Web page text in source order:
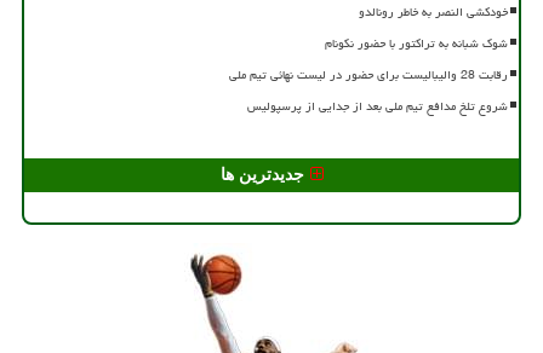
خودکشی النصر به خاطر رونالدو
شوک شبانه به تراکتور با حضور نکونام
رقابت 28 والیبالیست برای حضور در لیست نهائی تیم ملی
شروع تلخ مدافع تیم ملی بعد از جدایی از پرسپولیس
جدیدترین ها